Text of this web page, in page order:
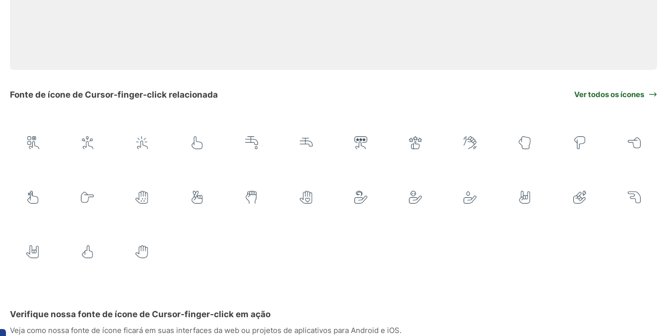
Fonte de ícone de Cursor-finger-click relacionada Ver todos os ícones
Verifique nossa fonte de ícone de Cursor-finger-click em ação
Veja como nossa fonte de ícone ficará em suas interfaces da web ou projetos de aplicativos para Android e iOS.